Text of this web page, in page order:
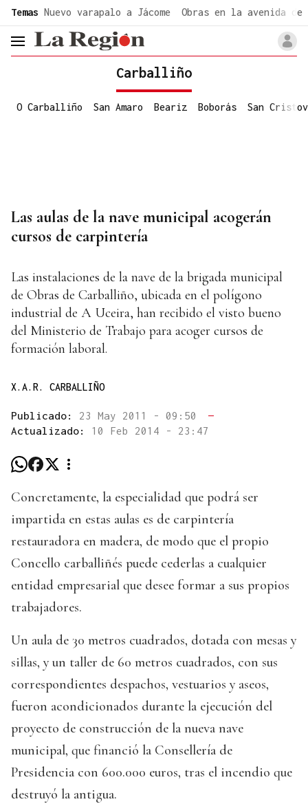
Temas Nuevo varapalo a Jácome Obras en la avenida de
header.menu.open
Carballiño
O Carballiño San Amaro Beariz Boborás San
Las aulas de la nave municipal acogerán
cursos de carpintería
Las instalaciones de la nave de la brigada municipal
de Obras de Carballiño, ubicada en el polígono
industrial de A Uceira, han recibido el visto bueno
del Ministerio de Trabajo para acoger cursos de
formación laboral.
X.A.R. CARBALLIÑO
Publicado: 23 May 2011 - 09:50
—
Actualizado: 10 Feb 2014 - 23:47
Concretamente, la especialidad que podrá ser
impartida en estas aulas es de carpintería
restauradora en madera, de modo que el propio
Concello carballiñés puede cederlas a cualquier
entidad empresarial que desee formar a sus propios
trabajadores.
Un aula de 30 metros cuadrados, dotada con mesas y
sillas, y un taller de 60 metros cuadrados, con sus
correspondientes despachos, vestuarios y aseos,
fueron acondicionados durante la ejecución del
proyecto de construcción de la nueva nave
municipal, que financió la Consellería de
Presidencia con 600.000 euros, tras el incendio que
destruyó la antigua.